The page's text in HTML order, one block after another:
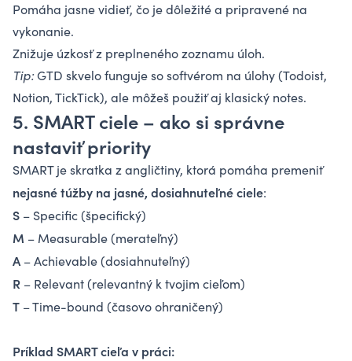
Pomáha jasne vidieť, čo je dôležité a pripravené na
vykonanie.
Znižuje úzkosť z preplneného zoznamu úloh.
Tip:GTD skvelo funguje so softvérom na úlohy (Todoist,
Notion, TickTick), ale môžeš použiť aj klasický notes.
5. SMART ciele – ako si správne
nastaviť priority
SMART je skratka z angličtiny, ktorá pomáha premeniť
nejasné túžby na jasné, dosiahnuteľné ciele:
S – Specific (špecifický)
M – Measurable (merateľný)
A– Achievable (dosiahnuteľný)
R – Relevant (relevantný k tvojim cieľom)
T – Time-bound (časovo ohraničený)
Príklad SMART cieľa v práci: